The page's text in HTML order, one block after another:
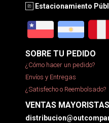
Estacionamiento
SOBRE TU PEDIDO
¿Cómo hacer un pedido?
Envíos y Entregas
¿Satisfecho o Reembolsado?
VENTAS MAYORISTAS